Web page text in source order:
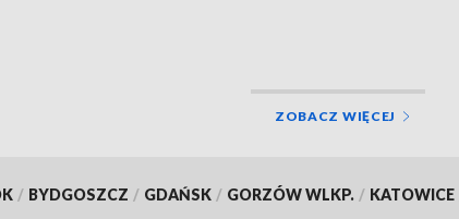
ZOBACZ WIĘCEJ
/ BYDGOSZCZ / GDAŃSK / GORZÓW WLKP. / KATOWICE